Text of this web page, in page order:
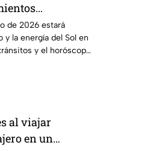
de cada
de 2026 estará
y la energía del Sol en
y el horóscopo
al viajar
en un